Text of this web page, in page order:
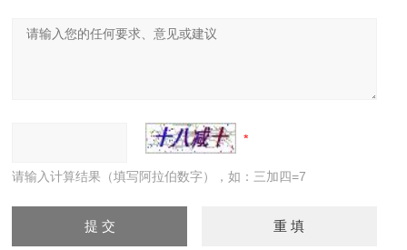
请输入计算结果（填写阿拉伯数字），如：三加四=7